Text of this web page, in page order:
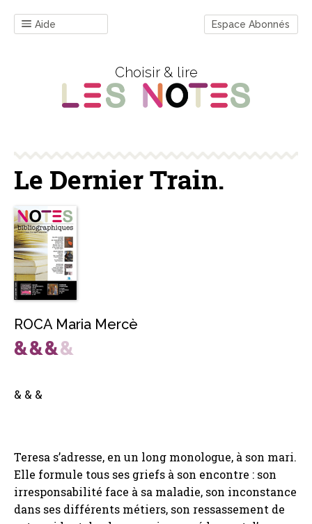
Aide Espace Abonnés
Choisir & lire
Le Dernier Train.
ROCA Maria Mercè
& & &
Teresa s’adresse, en un long monologue, à son mari.
Elle formule tous ses griefs à son encontre : son
irresponsabilité face à sa maladie, son inconstance
dans ses différents métiers, son ressassement de